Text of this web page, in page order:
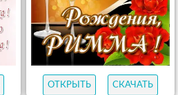
ОТКРЫТЬ СКАЧАТЬ